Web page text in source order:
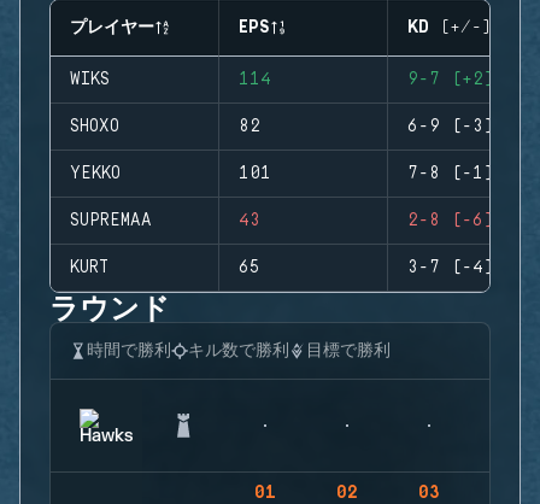
プレイヤー EPS KD (+/-)
WIKS 114 9-7 (+2)
SHOXO 82 6-9 (-3)
YEKKO 101 7-8 (-1)
SUPREMAA 43 2-8 (-6)
KURT 65 3-7 (-4)
ラウンド
時間で勝利 キル数で勝利 目標で勝利
01 02 03